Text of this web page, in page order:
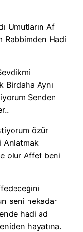
Umutların Af
Rabbimden Hadi
Birdaha Aynı
Senden
özür
Anlatmak
olur Affet beni
seni nekadar
hadi ad
hayatına.